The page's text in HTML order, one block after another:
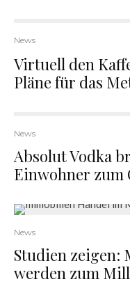
News
Virtuell den
Pläne für das
News
Absolut Vodka
Einwohner zum
News
Studien zeigen:
werden zum